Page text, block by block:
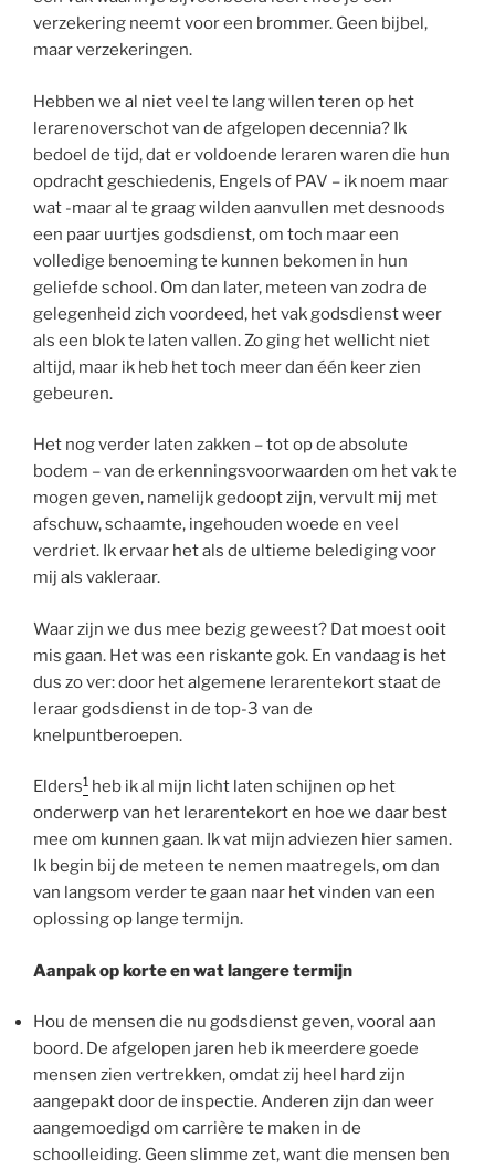
verzekering neemt voor een brommer. Geen bijbel,
maar verzekeringen.
Hebben we al niet veel te lang willen teren op het
lerarenoverschot van de afgelopen decennia? Ik
bedoel de tijd, dat er voldoende leraren waren die hun
opdracht geschiedenis, Engels of PAV – ik noem maar
wat -maar al te graag wilden aanvullen met desnoods
een paar uurtjes godsdienst, om toch maar een
volledige benoeming te kunnen bekomen in hun
geliefde school. Om dan later, meteen van zodra de
gelegenheid zich voordeed, het vak godsdienst weer
als een blok te laten vallen. Zo ging het wellicht niet
altijd, maar ik heb het toch meer dan één keer zien
gebeuren.
Het nog verder laten zakken – tot op de absolute
bodem – van de erkenningsvoorwaarden om het vak te
mogen geven, namelijk gedoopt zijn, vervult mij met
afschuw, schaamte, ingehouden woede en veel
verdriet. Ik ervaar het als de ultieme belediging voor
mij als vakleraar.
Waar zijn we dus mee bezig geweest? Dat moest ooit
mis gaan. Het was een riskante gok. En vandaag is het
dus zo ver: door het algemene lerarentekort staat de
leraar godsdienst in de top-3 van de
knelpuntberoepen.
Elders1 heb ik al mijn licht laten schijnen op het
onderwerp van het lerarentekort en hoe we daar best
mee om kunnen gaan. Ik vat mijn adviezen hier samen.
Ik begin bij de meteen te nemen maatregels, om dan
van langsom verder te gaan naar het vinden van een
oplossing op lange termijn.
Aanpak op korte en wat langere termijn
Hou de mensen die nu godsdienst geven, vooral aan
boord. De afgelopen jaren heb ik meerdere goede
mensen zien vertrekken, omdat zij heel hard zijn
aangepakt door de inspectie. Anderen zijn dan weer
aangemoedigd om carrière te maken in de
schoolleiding. Geen slimme zet, want die mensen ben